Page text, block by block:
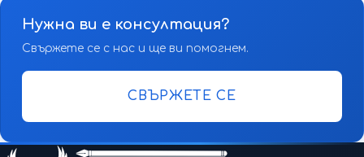
Нужна ви е консултация?
Свържете се с нас и ще ви помогнем.
СВЪРЖЕТЕ СЕ